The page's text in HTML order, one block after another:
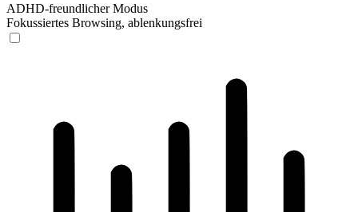
ADHD-freundlicher Modus
Fokussiertes Browsing, ablenkungsfrei